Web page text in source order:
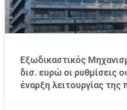
Εξωδικαστικός
δισ. ευρώ οι ρυθμίσεις
έναρξη λειτουργίας